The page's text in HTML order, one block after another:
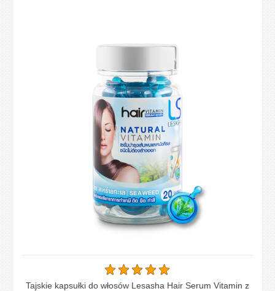
Tajskie kapsułki do włosów Lesasha Hair Serum Vitamin z